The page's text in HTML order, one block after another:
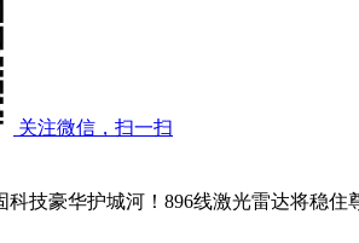
关注微信，扫一扫
科技豪华护城河！896线激光雷达将稳住